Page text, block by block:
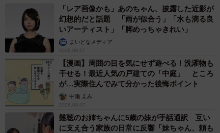
「レア画像かも」あのちゃん、披露した近影が
幻想的だと話題 「雨が似合う」「水も滴る良
いアーティスト」「脚めっちゃきれい」
まいどなメディア
2026.08.07
【漫画】周囲の目を気にせず遊べる！洗濯物も
干せる！最近人気の戸建ての「中庭」 ところ
が…実際住んでみて分かった後悔ポイント
中瀬 えみ
2026.08.07
難聴のお姉ちゃんに5歳の妹が手話通訳 互い
に支え合う家族の日常に反響「妹ちゃん、頼も